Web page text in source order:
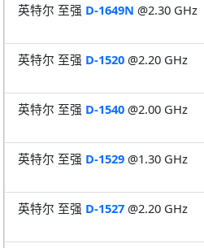
英特尔 至强 D-1649N @2.30 GHz
英特尔 至强 D-1520 @2.20 GHz
英特尔 至强 D-1540 @2.00 GHz
英特尔 至强 D-1529 @1.30 GHz
英特尔 至强 D-1527 @2.20 GHz